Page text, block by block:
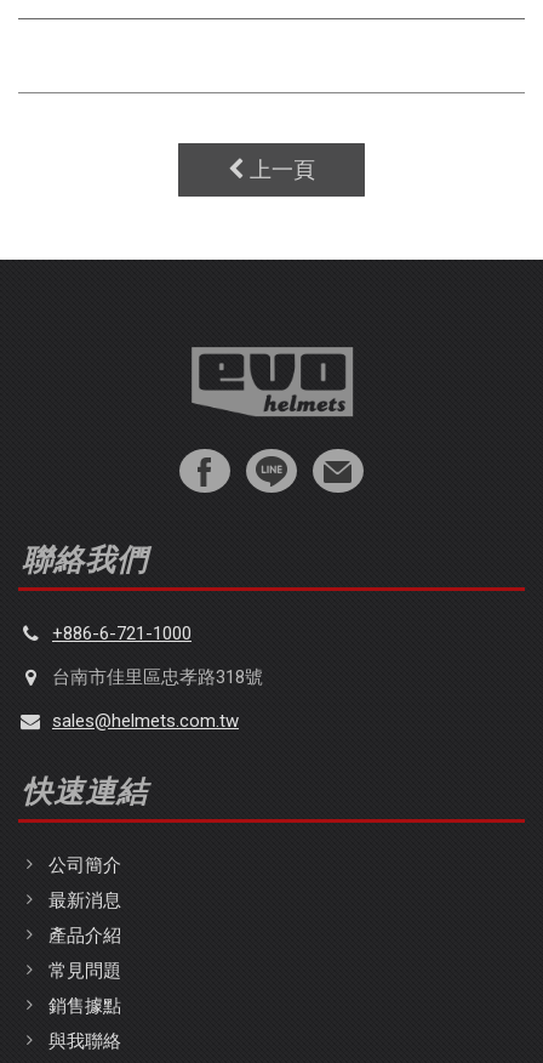
上一頁
聯絡我們
+886-6-721-1000
台南市佳里區忠孝路318號
sales@helmets.com.tw
快速連結
公司簡介
最新消息
產品介紹
常見問題
銷售據點
與我聯絡